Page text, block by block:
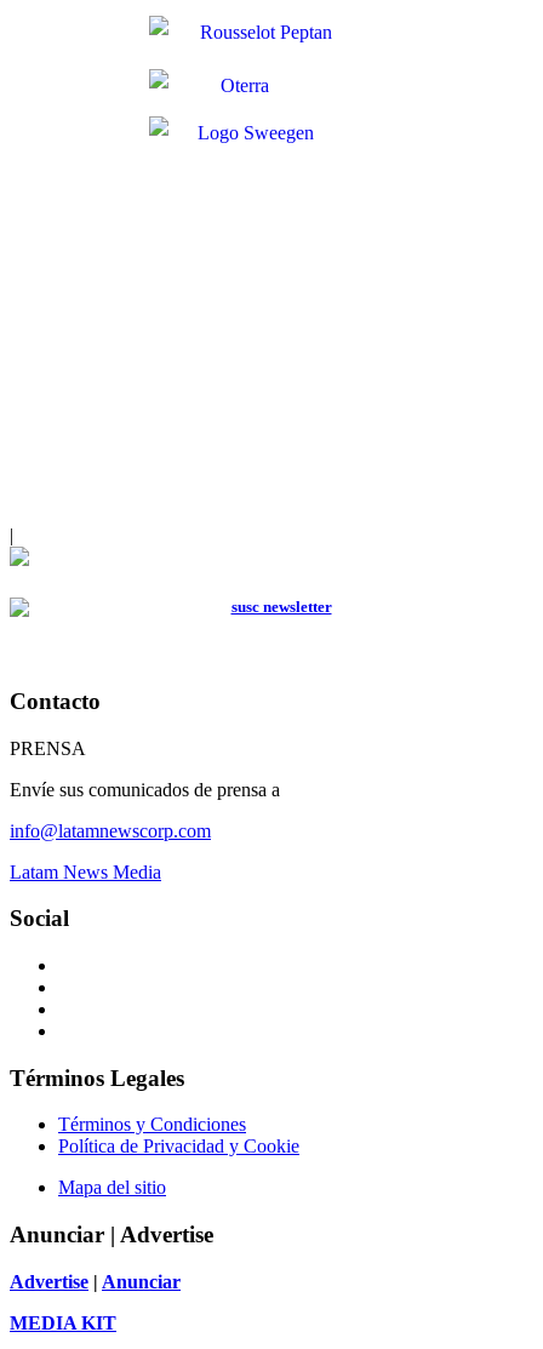
|
Contacto
PRENSA
Envíe sus comunicados de prensa a
info@latamnewscorp.com
Latam News Media
Social
Términos Legales
Términos y Condiciones
Política de Privacidad y Cookie
Mapa del sitio
Anunciar | Advertise
Advertise | Anunciar
MEDIA KIT